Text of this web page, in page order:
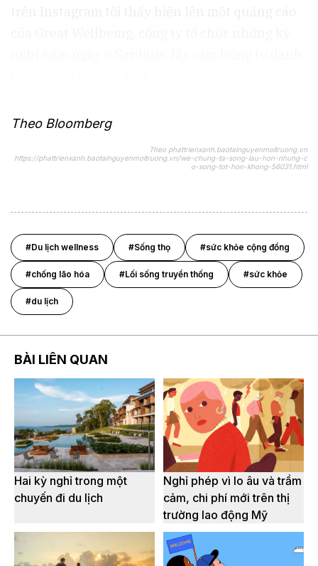
Theo Bloomberg
Theo phattrienxanh.baotainguyenmoitruong.vn
https://phattrienxanh.baotainguyenmoitruong.vn/we-chung-ta-song-lau-hon-nhung-c
o-song-tot-hon-khong-56031.html
#Du lịch wellness #Sống thọ #sức khỏe cộng đồng
#chống lão hóa #Lối sống truyền thống #sức khỏe
#du lịch
BÀI LIÊN QUAN
Hai kỳ nghỉ trong một
chuyến đi du lịch
Nghỉ phép vì lo âu và trầm
cảm, chi phí mới trên thị
trường lao động Mỹ